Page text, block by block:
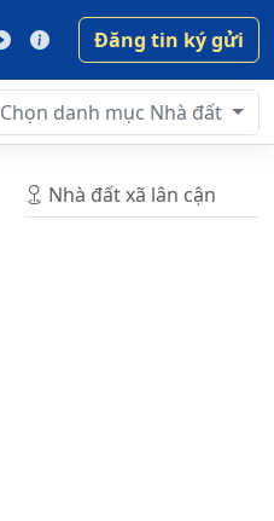
Đăng tin ký gửi
Chọn danh mục Nhà đất
Nhà đất xã lân cận